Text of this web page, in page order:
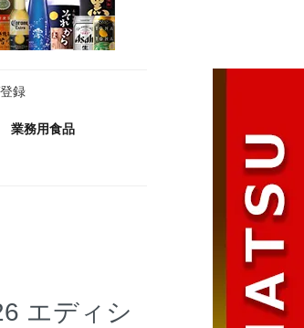
録
業務用食品
エディシ